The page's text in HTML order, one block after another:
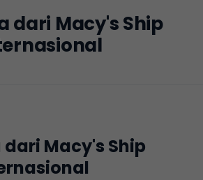
dari Macy's Ship
Macy's Ship